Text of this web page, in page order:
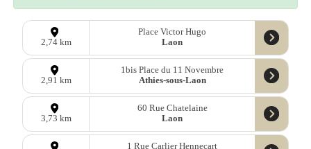
2,74 km
Place Victor Hugo
Laon
2,91 km
1bis Place du 11 Novembre
Athies-sous-Laon
3,73 km
60 Rue Chatelaine
Laon
1 Rue Carlier Hennecart